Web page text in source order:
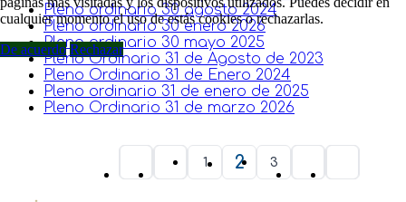
Pleno ordinario 30 agosto 2024
Pleno ordinario 30 enero 2026
Pleno ordinario 30 mayo 2025
Pleno Ordinario 31 de Agosto de 2023
Pleno Ordinario 31 de Enero 2024
Pleno ordinario 31 de enero de 2025
Pleno Ordinario 31 de marzo 2026
1 2 3
cualquier momento el uso de estás cookies o rechazarlas.
De acuerdo Rechazar